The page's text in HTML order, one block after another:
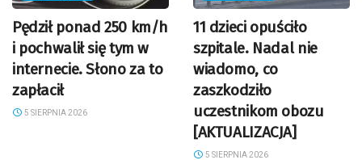
Pędził ponad 250 km/h
i pochwalił się tym w
internecie. Słono za to
zapłacił
5 SIERPNIA 2026
11 dzieci opuściło
szpitale. Nadal nie
wiadomo, co
zaszkodziło
uczestnikom obozu
[AKTUALIZACJA]
5 SIERPNIA 2026